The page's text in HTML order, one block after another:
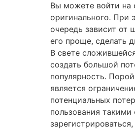
Вы можете войти на
оригинального. При
очередь зависит от
его проще, сделать
В свете
создать большой
популярность.
является
потенциальных
пользования